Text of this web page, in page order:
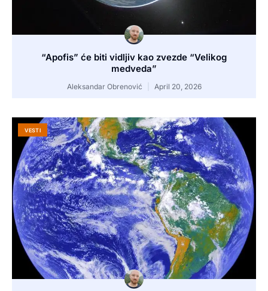
“Apofis” će biti vidljiv kao zvezde “Velikog
medveda”
Aleksandar Obrenović April 20, 2026
VESTI